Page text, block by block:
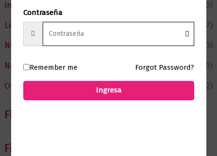
Infantil y Juvenil
(210)
Literatura
(367)
Negocios
(43)
Novedades
(110)
Ofertas
(12)
Filtrar por Autor
Filtrar por editorial
Contraseña
Remember me Forgot Password?
Ingresa